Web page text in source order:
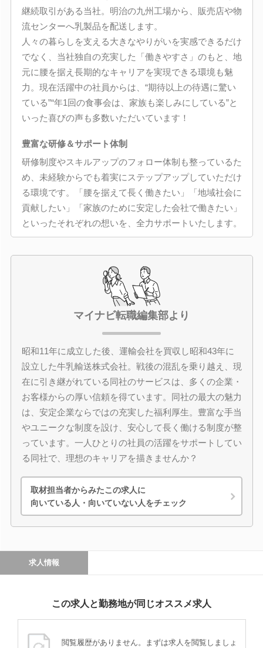
継続取引がある当社。明治の九州工場から、販売店や物
流センターへ乳製品を配送します。
人々の暮らしを支える大きなやりがいを実感できるだけ
でなく、当社独自の充実した「働きやすさ」のもと、地
元に腰を据え長期的なキャリアを実現できる環境も魅
力。現在活躍中の社員からは、“期待以上の待遇に驚い
ている”“年1回の食事会は、家族も楽しみにしている”と
いった喜びの声も多数いただいています！
豊富な研修＆サポート体制
研修制度やスキルアップのフォロー体制も整っているた
め、未経験からでも着実にステップアップしていただけ
る環境です。「腰を据えて長く働きたい」「地域社会に
貢献したい」「家族のために安定した会社で働きたい」
といったそれぞれの想いを、全力サポートいたします。
マイナビ転職編集部より
昭和11年に成立した後、運輸会社を買収し昭和43年に
設立した牛乳輸送株式会社。戦後の混乱を乗り越え、現
在に引き継がれている同社のサービスは、多くの企業・
お客様からの厚い信頼を得ています。同社の最大の魅力
は、安定企業ならではの充実した福利厚生。豊富な手当
やユニークな制度を設け、安心して長く働ける制度が整
っています。一人ひとりの社員の活躍をサポートしてい
る同社で、理想のキャリアを描きませんか？
取材担当者からみたこの求人に
向いている人・向いていない人をチェック
求人情報
この求人と勤務地が同じオススメ求人
閲覧履歴がありません。まずは求人を閲覧しましょ